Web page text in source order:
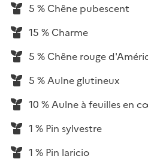
5 % Chêne pubescent
15 % Charme
5 % Chêne rouge
5 % Aulne glutineux
10 % Aulne à feuilles en
1 % Pin sylvestre
1 % Pin laricio